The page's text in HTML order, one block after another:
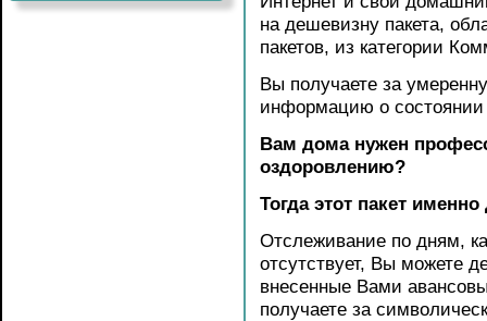
на дешевизну пакета,
пакетов, из категории
Вы получаете за
информацию о состоянии
Вам дома нужен
оздоровлению?
Тогда этот пакет
Отслеживание по дням,
отсутствует, Вы можете
внесенные Вами
получаете за